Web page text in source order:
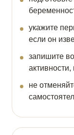
укажите
если он
запишите
активности,
не